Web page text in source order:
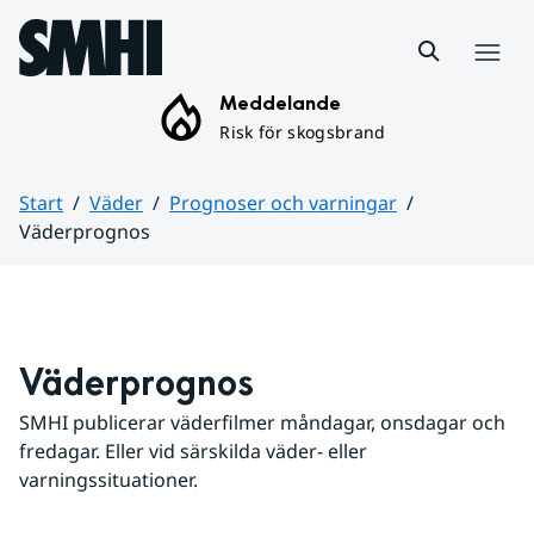
Hoppa till sidans innehåll
Meddelande
Risk för skogsbrand
Start Väder
Prognoser och varningar
Väderprognos
Väderprognos
SMHI publicerar väderfilmer måndagar, onsdagar och
fredagar. Eller vid särskilda väder- eller
varningssituationer.